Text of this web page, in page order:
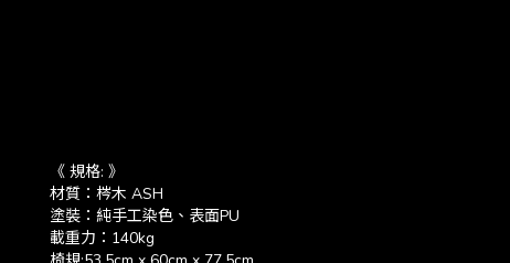
《 規格: 》
材質：梣木 ASH
塗裝：純手工染色、表面PU
載重力：140kg